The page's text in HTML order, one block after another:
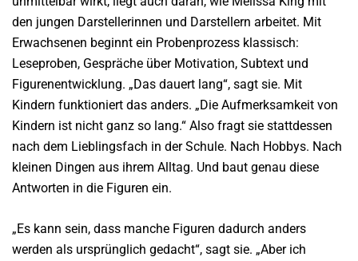
den jungen Darstellerinnen und Darstellern arbeitet. Mit
Erwachsenen beginnt ein Probenprozess klassisch:
Leseproben, Gespräche über Motivation, Subtext und
Figurenentwicklung. „Das dauert lang“, sagt sie. Mit
Kindern funktioniert das anders. „Die Aufmerksamkeit von
Kindern ist nicht ganz so lang.“ Also fragt sie stattdessen
nach dem Lieblingsfach in der Schule. Nach Hobbys. Nach
kleinen Dingen aus ihrem Alltag. Und baut genau diese
Antworten in die Figuren ein.
„Es kann sein, dass manche Figuren dadurch anders
werden als ursprünglich gedacht“, sagt sie. „Aber ich